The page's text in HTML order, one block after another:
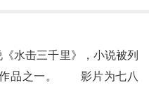
水击三千里》，小说被列
作品之一。 影片为七八